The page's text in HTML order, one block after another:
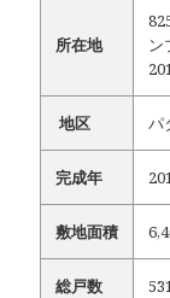
所在地
ン
地区 パ
完成年
敷地面積
総戸数